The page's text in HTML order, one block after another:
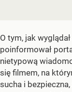
O tym, jak
poinformował
nietypową
się filmem, na
sucha i bezpieczna,